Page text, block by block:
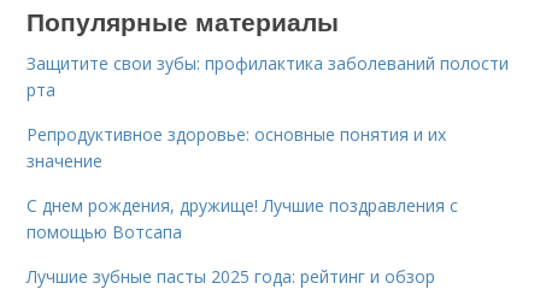
Популярные материалы
Защитите свои зубы: профилактика заболеваний полости
рта
Репродуктивное здоровье: основные понятия и их
значение
С днем рождения, дружище! Лучшие поздравления с
помощью Вотсапа
Лучшие зубные пасты 2025 года: рейтинг и обзор